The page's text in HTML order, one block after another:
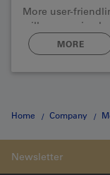
More user-
will soon enjoy
Eifeld in the
construction of a
MORE
Home Company